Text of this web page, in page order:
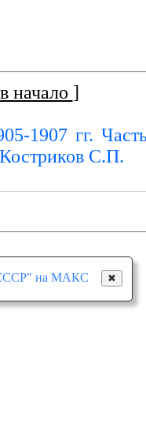
начало ]
1907 гг.
С.П.
СССР" на МАКС ✖